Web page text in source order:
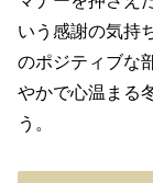
いう感謝の気持
のポジティブな
やかで心温まる
う。